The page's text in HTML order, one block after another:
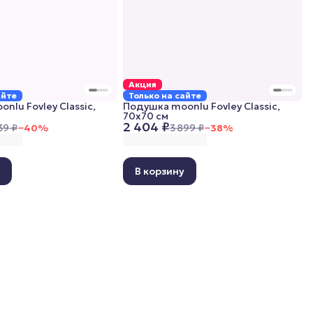
₽−40%
Fovley Classic,
Акция
Только на сайте
2 404 ₽3 899 ₽−38%
Подушка moonlu Fovley Classic,
70x70 см
В корзину